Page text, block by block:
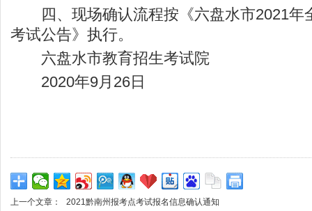
四、现场确认流程按《六盘水市2021年
考试公告》执行。
六盘水市教育招生考试院
2020年9月26日
上一个文章： 2021黔南州报考点考试报名信息确认通知